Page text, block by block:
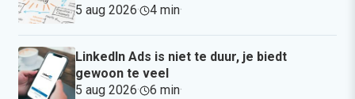
5 aug 2026· 4 min·
LinkedIn Ads is niet te duur, je biedt
gewoon te veel
5 aug 2026· 6 min·